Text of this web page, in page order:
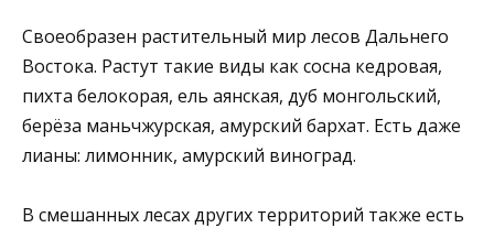
Своеобразен растительный мир лесов Дальнего
Востока. Растут такие виды как сосна кедровая,
пихта белокорая, ель аянская, дуб монгольский,
берёза маньчжурская, амурский бархат. Есть даже
лианы: лимонник, амурский виноград.
В смешанных лесах других территорий также есть